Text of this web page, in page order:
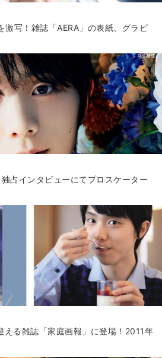
激写！雑誌「AERA」の表紙、グラビ
占インタビューにてプロスケーター
る雑誌「家庭画報」に登場！2011年